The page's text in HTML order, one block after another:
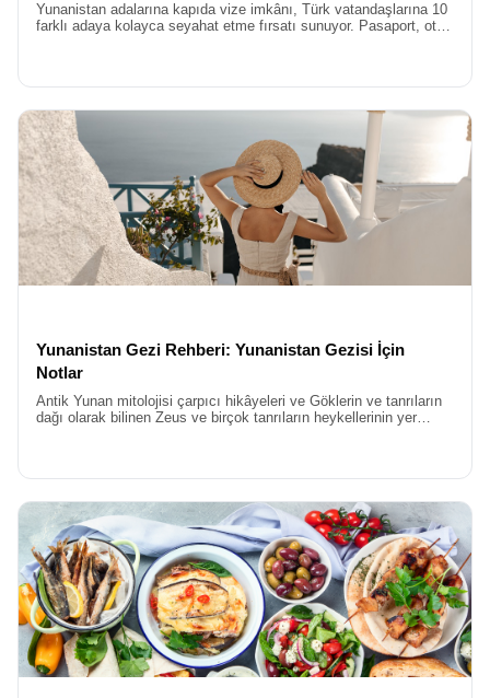
Yunanistan adalarına kapıda vize imkânı, Türk vatandaşlarına 10
farklı adaya kolayca seyahat etme fırsatı sunuyor. Pasaport, otel
Yunanistan Gezi Rehberi: Yunanistan Gezisi İçin
Notlar
Antik Yunan mitolojisi çarpıcı hikâyeleri ve Göklerin ve tanrıların
dağı olarak bilinen Zeus ve birçok tanrıların heykellerinin yer